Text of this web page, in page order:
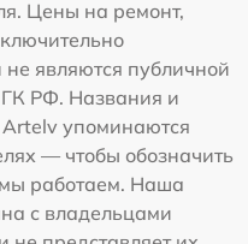
Цены на ремонт,
являются публичной
ГК РФ. Названия и
Artelv упоминаются
— чтобы обозначить
мы работаем. Наша
с владельцами